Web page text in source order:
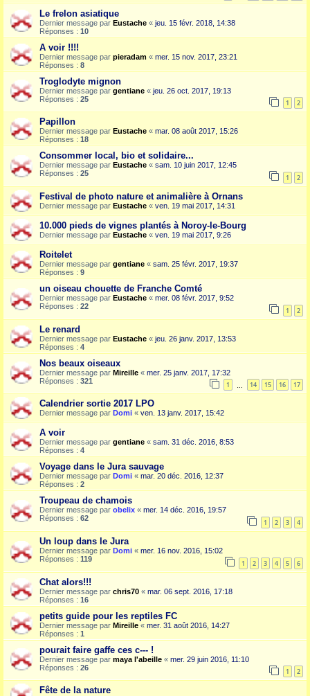
Le frelon asiatique
Dernier message par Eustache « jeu. 15 févr. 2018, 14:38
Réponses : 10
A voir !!!!
Dernier message par pieradam « mer. 15 nov. 2017, 23:21
Réponses : 8
Troglodyte mignon
Dernier message par gentiane « jeu. 26 oct. 2017, 19:13
Réponses : 25 1 2
Papillon
Dernier message par Eustache « mar. 08 août 2017, 15:26
Réponses : 18
Consommer local, bio et solidaire...
Dernier message par Eustache « sam. 10 juin 2017, 12:45
Réponses : 25 1 2
Festival de photo nature et animalière à Ornans
Dernier message par Eustache « ven. 19 mai 2017, 14:31
10.000 pieds de vignes plantés à Noroy-le-Bourg
Dernier message par Eustache « ven. 19 mai 2017, 9:26
Roitelet
Dernier message par gentiane « sam. 25 févr. 2017, 19:37
Réponses : 9
un oiseau chouette de Franche Comté
Dernier message par Eustache « mer. 08 févr. 2017, 9:52
Réponses : 22 1 2
Le renard
Dernier message par Eustache « jeu. 26 janv. 2017, 13:53
Réponses : 4
Nos beaux oiseaux
Dernier message par Mireille « mer. 25 janv. 2017, 17:32
Réponses : 321 1 14 15 16 17
Calendrier sortie 2017 LPO
Dernier message par Domi « ven. 13 janv. 2017, 15:42
A voir
Dernier message par gentiane « sam. 31 déc. 2016, 8:53
Réponses : 4
Voyage dans le Jura sauvage
Dernier message par Domi « mar. 20 déc. 2016, 12:37
Réponses : 2
Troupeau de chamois
Dernier message par obelix « mer. 14 déc. 2016, 19:57
Réponses : 62 1 2 3 4
Un loup dans le Jura
Dernier message par Domi « mer. 16 nov. 2016, 15:02
Réponses : 119 1 2 3 4 5 6
Chat alors!!!
Dernier message par chris70 « mar. 06 sept. 2016, 17:18
Réponses : 16
petits guide pour les reptiles FC
Dernier message par Mireille « mer. 31 août 2016, 14:27
Réponses : 1
pourait faire gaffe ces c--- !
Dernier message par maya l'abeille « mer. 29 juin 2016, 11:10
Réponses : 26 1 2
Fête de la nature